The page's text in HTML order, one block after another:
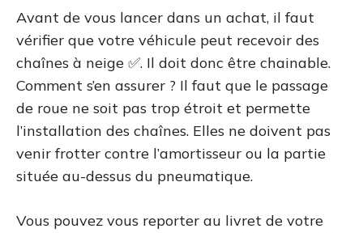
Avant de vous lancer dans un achat, il faut
vérifier que votre véhicule peut recevoir des
chaînes à neige ✅. Il doit donc être chainable.
Comment s’en assurer ? Il faut que le passage
de roue ne soit pas trop étroit et permette
l’installation des chaînes. Elles ne doivent pas
venir frotter contre l’amortisseur ou la partie
située au-dessus du pneumatique.
Vous pouvez vous reporter au livret de votre